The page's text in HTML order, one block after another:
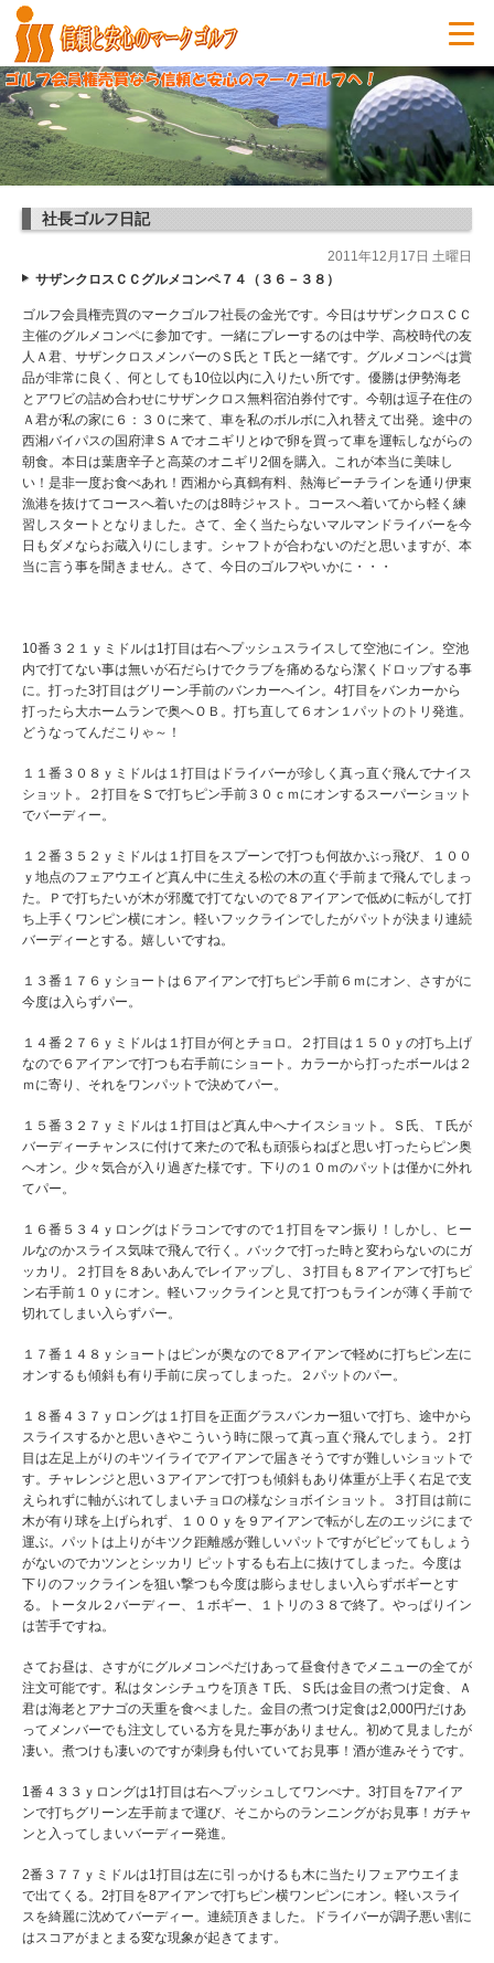
社長ゴルフ日記
2011年12月17日 土曜日
サザンクロスＣＣグルメコンペ７４（３６－３８）
ゴルフ会員権売買のマークゴルフ社長の金光です。今日はサザンクロスＣＣ
主催のグルメコンペに参加です。一緒にプレーするのは中学、高校時代の友
人Ａ君、サザンクロスメンバーのＳ氏とＴ氏と一緒です。グルメコンペは賞
品が非常に良く、何としても10位以内に入りたい所です。優勝は伊勢海老
とアワビの詰め合わせにサザンクロス無料宿泊券付です。今朝は逗子在住の
Ａ君が私の家に６：３０に来て、車を私のボルボに入れ替えて出発。途中の
西湘バイパスの国府津ＳＡでオニギリとゆで卵を買って車を運転しながらの
朝食。本日は葉唐辛子と高菜のオニギリ2個を購入。これが本当に美味し
い！是非一度お食べあれ！西湘から真鶴有料、熱海ビーチラインを通り伊東
漁港を抜けてコースへ着いたのは8時ジャスト。コースへ着いてから軽く練
習しスタートとなりました。さて、全く当たらないマルマンドライバーを今
日もダメならお蔵入りにします。シャフトが合わないのだと思いますが、本
当に言う事を聞きません。さて、今日のゴルフやいかに・・・
10番３２１ｙミドルは1打目は右へプッシュスライスして空池にイン。空池
内で打てない事は無いが石だらけでクラブを痛めるなら潔くドロップする事
に。打った3打目はグリーン手前のバンカーへイン。4打目をバンカーから
打ったら大ホームランで奥へＯＢ。打ち直して６オン１パットのトリ発進。
どうなってんだこりゃ～！
１１番３０８ｙミドルは１打目はドライバーが珍しく真っ直ぐ飛んでナイス
ショット。２打目をＳで打ちピン手前３０ｃｍにオンするスーパーショット
でバーディー。
１２番３５２ｙミドルは１打目をスプーンで打つも何故かぶっ飛び、１００
ｙ地点のフェアウエイど真ん中に生える松の木の直ぐ手前まで飛んでしまっ
た。Ｐで打ちたいが木が邪魔で打てないので８アイアンで低めに転がして打
ち上手くワンピン横にオン。軽いフックラインでしたがパットが決まり連続
バーディーとする。嬉しいですね。
１３番１７６ｙショートは６アイアンで打ちピン手前６ｍにオン、さすがに
今度は入らずパー。
１４番２７６ｙミドルは１打目が何とチョロ。２打目は１５０ｙの打ち上げ
なので６アイアンで打つも右手前にショート。カラーから打ったボールは２
ｍに寄り、それをワンパットで決めてパー。
１５番３２７ｙミドルは１打目はど真ん中へナイスショット。Ｓ氏、Ｔ氏が
バーディーチャンスに付けて来たので私も頑張らねばと思い打ったらピン奥
へオン。少々気合が入り過ぎた様です。下りの１０ｍのパットは僅かに外れ
てパー。
１６番５３４ｙロングはドラコンですので１打目をマン振り！しかし、ヒー
ルなのかスライス気味で飛んで行く。バックで打った時と変わらないのにガ
ッカリ。２打目を８あいあんでレイアップし、３打目も８アイアンで打ちピ
ン右手前１０ｙにオン。軽いフックラインと見て打つもラインが薄く手前で
切れてしまい入らずパー。
１７番１４８ｙショートはピンが奥なので８アイアンで軽めに打ちピン左に
オンするも傾斜も有り手前に戻ってしまった。２パットのパー。
１８番４３７ｙロングは１打目を正面グラスバンカー狙いで打ち、途中から
スライスするかと思いきやこういう時に限って真っ直ぐ飛んでしまう。２打
目は左足上がりのキツイライでアイアンで届きそうですが難しいショットで
す。チャレンジと思い３アイアンで打つも傾斜もあり体重が上手く右足で支
えられずに軸がぶれてしまいチョロの様なショボイショット。３打目は前に
木が有り球を上げられず、１００ｙを９アイアンで転がし左のエッジにまで
運ぶ。パットは上りがキツク距離感が難しいパットですがビビッてもしょう
がないのでカツンとシッカリ ピットするも右上に抜けてしまった。今度は
下りのフックラインを狙い撃つも今度は膨らませしまい入らずボギーとす
る。トータル２バーディー、１ボギー、１トリの３８で終了。やっぱりイン
は苦手ですね。
さてお昼は、さすがにグルメコンペだけあって昼食付きでメニューの全てが
注文可能です。私はタンシチュウを頂きＴ氏、Ｓ氏は金目の煮つけ定食、Ａ
君は海老とアナゴの天重を食べました。金目の煮つけ定食は2,000円だけあ
ってメンバーでも注文している方を見た事がありません。初めて見ましたが
凄い。煮つけも凄いのですが刺身も付いていてお見事！酒が進みそうです。
1番４３３ｙロングは1打目は右へプッシュしてワンぺナ。3打目を7アイア
ンで打ちグリーン左手前まで運び、そこからのランニングがお見事！ガチャ
ンと入ってしまいバーディー発進。
2番３７７ｙミドルは1打目は左に引っかけるも木に当たりフェアウエイま
で出てくる。2打目を8アイアンで打ちピン横ワンピンにオン。軽いスライ
スを綺麗に沈めてバーディー。連続頂きました。ドライバーが調子悪い割に
はスコアがまとまる変な現象が起きてます。